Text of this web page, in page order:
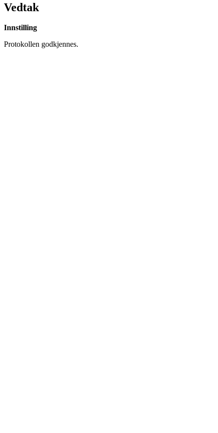
Vedtak
Innstilling
Protokollen godkjennes.